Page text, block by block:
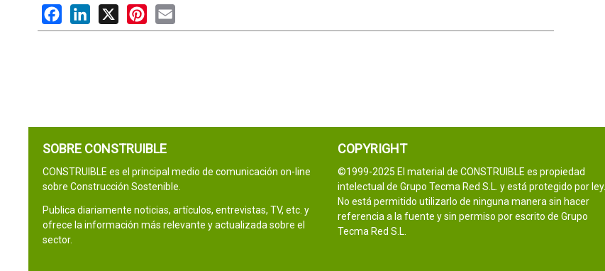
FacebookLinkedIn
X PinterestEmail
SOBRE CONSTRUIBLE
CONSTRUIBLE es el principal medio de comunicación on-line
sobre Construcción Sostenible.
Publica diariamente noticias, artículos, entrevistas, TV, etc. y
ofrece la información más relevante y actualizada sobre el
sector.
COPYRIGHT
©1999-2025 El material de CONSTRUIBLE es propiedad
intelectual de Grupo Tecma Red S.L. y está protegido por ley.
No está permitido utilizarlo de ninguna manera sin hacer
referencia a la fuente y sin permiso por escrito de Grupo
Tecma Red S.L.